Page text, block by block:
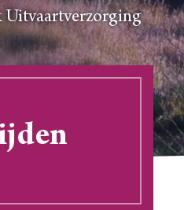
Uitvaartverzorging